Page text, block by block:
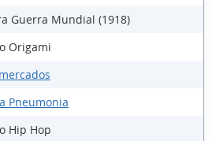
Guerra Mundial (1918)
Origami
Pneumonia
Hip Hop